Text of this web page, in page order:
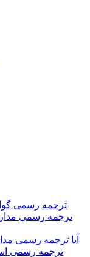
ترجمه رسمی
ترجمه رسمی
آیا ترجمه رسمی
ترجمه رسمی